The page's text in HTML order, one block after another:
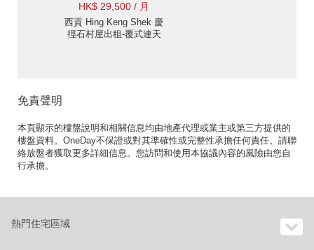
HK$ 29,500 / 月
西貢 Hing Keng Shek 慶
徑石村屋出租-覆式連天
免責聲明
本頁顯示的樓盤說明和相關信息均由地產代理或業主或第三方提供的
樓盤資料。OneDay不保證或對其準確性或完整性承擔任何責任。請聯
絡放盤者獲取更多詳細信息。您訪問和使用本協議內容的風險由您自
行承擔。
熱門住宅區域